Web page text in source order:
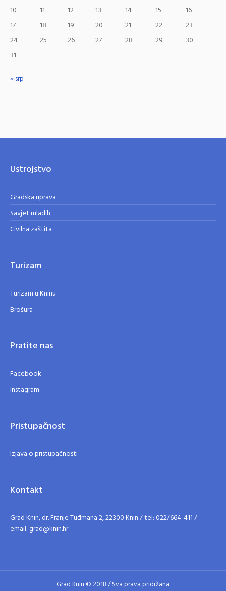
10
11 12 13 14 15
16
17
18 19 20 21 22
23
24
25 26 27 28 29
30
31
« srp
Ustrojstvo
Gradska uprava
Savjet mladih
Civilna zaštita
Turizam
Turizam u Kninu
Brošura
Pratite nas
Facebook
Instagram
Pristupačnost
Izjava o pristupačnosti
Kontakt
Grad Knin, dr. Franje Tuđmana 2, 22300 Knin / tel: 022/664-411 /
email: grad@knin.hr
Grad Knin © 2018 / Sva prava pridržana